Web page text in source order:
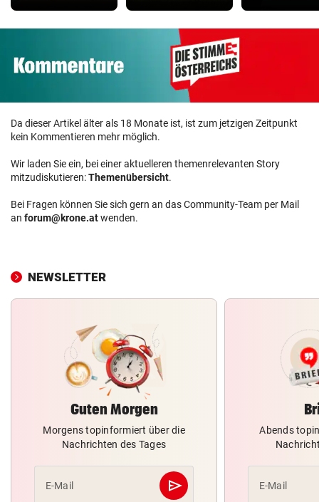
Da dieser Artikel älter als 18 Monate ist, ist zum jetzigen Zeitpunkt
kein Kommentieren mehr möglich.
Wir laden Sie ein, bei einer aktuelleren themenrelevanten Story
mitzudiskutieren:Themenübersicht.
Bei Fragen können Sie sich gern an das Community-Team per Mail
an forum@krone.atwenden.
NEWSLETTER
Guten Morgen
Morgens topinformiert über die
Nachrichten des Tages
E-Mail send
Abschicken
Abends
E-Mail